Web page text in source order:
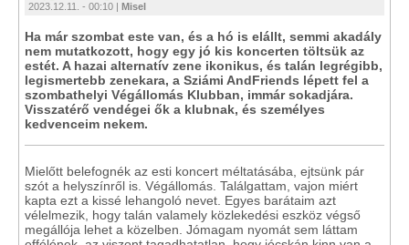
2023.12.11. - 00:10 | Misel
Ha már szombat este van, és a hó is elállt, semmi akadály
nem mutatkozott, hogy egy jó kis koncerten töltsük az
estét. A hazai alternatív zene ikonikus, és talán legrégibb,
legismertebb zenekara, a Sziámi AndFriends lépett fel a
szombathelyi Végállomás Klubban, immár sokadjára.
Visszatérő vendégei ők a klubnak, és személyes
kedvenceim nekem.
Mielőtt belefognék az esti koncert méltatásába, ejtsünk pár
szót a helyszínről is. Végállomás. Találgattam, vajon miért
kapta ezt a kissé lehangoló nevet. Egyes barátaim azt
vélelmezik, hogy talán valamely közlekedési eszköz végső
megállója lehet a közelben. Jómagam nyomát sem láttam